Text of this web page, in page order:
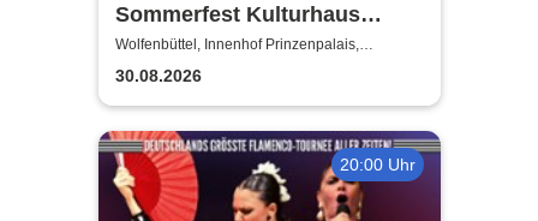
Sommerfest Kulturhaus
Prinzenpalais
Wolfenbüttel, Innenhof Prinzenpalais,
Wolfenbüttel
30.08.2026
20:00 Uhr